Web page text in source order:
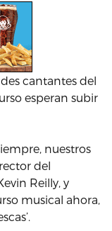
cantantes del
esperan subir
nuestros
del
Reilly, y
musical ahora,